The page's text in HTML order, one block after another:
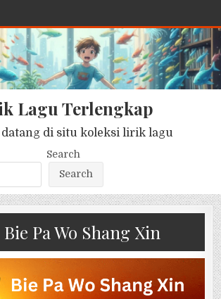
Lagu Terlengkap
datang di situ koleksi lirik lagu
Search
Search
Bie Pa Wo Shang Xin